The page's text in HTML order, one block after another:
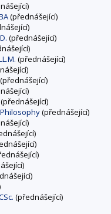
(přednášející)
(přednášející)
(přednášející)
(přednášející)
(přednášející)
(přednášející)
(přednášející)